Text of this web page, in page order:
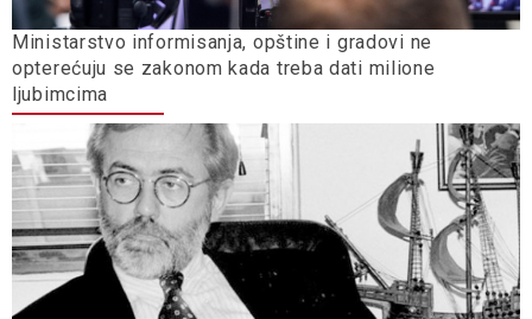
Ministarstvo informisanja, opštine i gradovi ne
opterećuju se zakonom kada treba dati milione
ljubimcima